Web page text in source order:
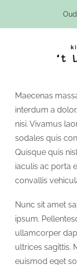
Maecenas
interdum a
nisi. Vivamus
sodales quis
Quisque quis
iaculis ac porta
convallis
Nunc sit amet
ipsum.
ullamcorper
ultrices sagittis.
euismod eget